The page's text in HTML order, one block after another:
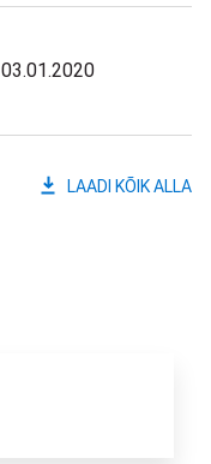
03.01.2020
LAADI KÕIK ALLA